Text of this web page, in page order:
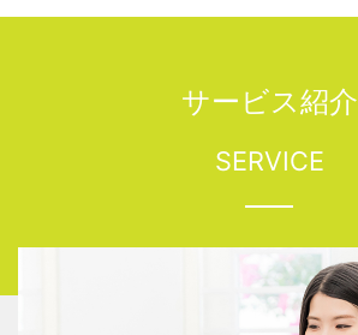
サービス紹介
SERVICE